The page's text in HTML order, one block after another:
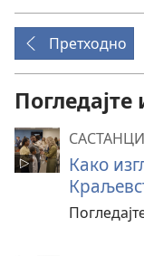
Претходно
Погледајте
САСТАНЦИ
Како